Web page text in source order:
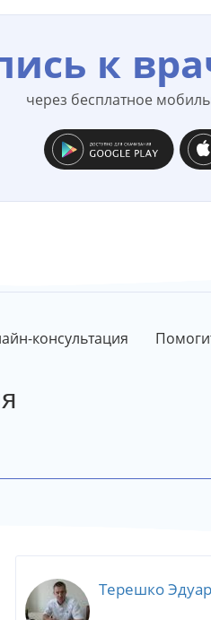
к
через бесплатное
консультация
Терешко